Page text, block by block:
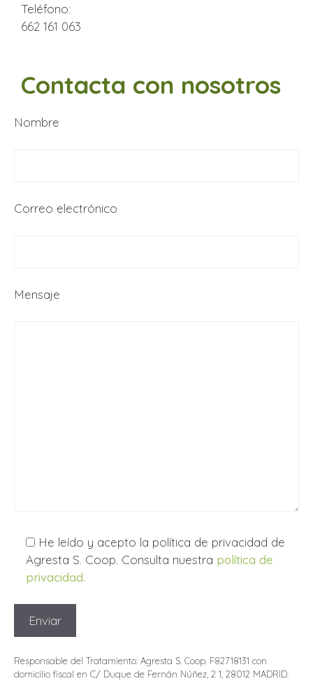
Teléfono:
662 161 063
Contacta con nosotros
Nombre
Correo electrónico
Mensaje
He leído y acepto la política de privacidad de
Agresta S. Coop. Consulta nuestra política de
privacidad.
Responsable del Tratamiento: Agresta S. Coop. F82718131 con
domicilio fiscal en C/ Duque de Fernán Núñez, 2 1, 28012 MADRID.